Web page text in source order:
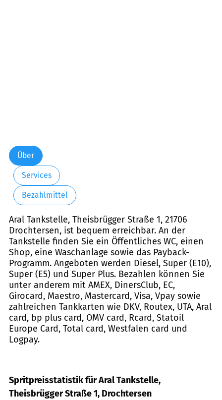
Über
Services
Bezahlmittel
Aral Tankstelle, Theisbrügger Straße 1, 21706
Drochtersen, ist bequem erreichbar. An der
Tankstelle finden Sie ein Öffentliches WC, einen
Shop, eine Waschanlage sowie das Payback-
Programm. Angeboten werden Diesel, Super (E10),
Super (E5) und Super Plus. Bezahlen können Sie
unter anderem mit AMEX, DinersClub, EC,
Girocard, Maestro, Mastercard, Visa, Vpay sowie
zahlreichen Tankkarten wie DKV, Routex, UTA, Aral
card, bp plus card, OMV card, Rcard, Statoil
Europe Card, Total card, Westfalen card und
Logpay.
Spritpreisstatistik für Aral Tankstelle,
Theisbrügger Straße 1, Drochtersen